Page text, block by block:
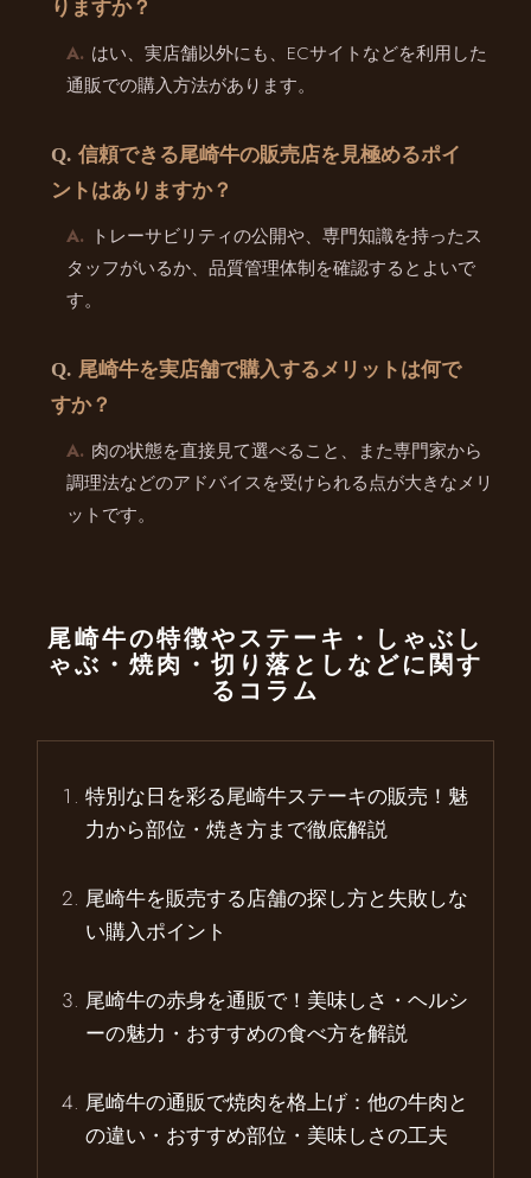
りますか？
はい、実店舗以外にも、ECサイトなどを利用した
通販での購入方法があります。
信頼できる尾崎牛の販売店を見極めるポイ
ントはありますか？
トレーサビリティの公開や、専門知識を持ったス
タッフがいるか、品質管理体制を確認するとよいで
す。
尾崎牛を実店舗で購入するメリットは何で
すか？
肉の状態を直接見て選べること、また専門家から
調理法などのアドバイスを受けられる点が大きなメリ
ットです。
尾崎牛の特徴やステーキ・しゃぶし
ゃぶ・焼肉・切り落としなどに関す
るコラム
特別な日を彩る尾崎牛ステーキの販売！魅
力から部位・焼き方まで徹底解説
尾崎牛を販売する店舗の探し方と失敗しな
い購入ポイント
尾崎牛の赤身を通販で！美味しさ・ヘルシ
ーの魅力・おすすめの食べ方を解説
尾崎牛の通販で焼肉を格上げ：他の牛肉と
の違い・おすすめ部位・美味しさの工夫